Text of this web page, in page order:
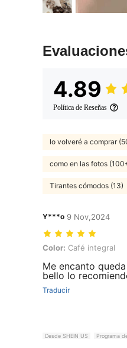
4.89
Política de Reseñas
lo volveré a comprar
como en las fotos
Tirantes cómodos (13)
Y***o 9 Nov,2024
Color: Café integral
Color: Café integral
Me encanto
bello lo
Traducir
Desde SHEIN US Programa